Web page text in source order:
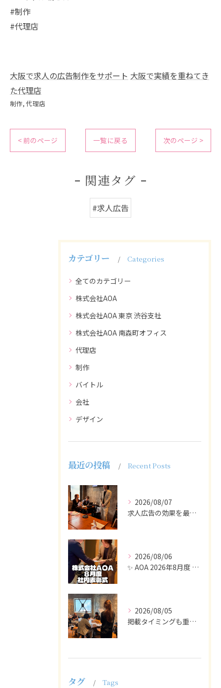
#制作
#代理店
大阪で求人の広告制作をサポート 大阪で実績を重ねてき
た代理店
制作 代理店
< 前のページ 一覧に戻る 次のページ >
関連タグ
#求人広告
カテゴリー Categories
全てのカテゴリー
株式会社AOA
株式会社AOA 東京 渋谷支社
株式会社AOA 南森町オフィス
代理店
制作
バイトル
会社
デザイン
最近の投稿 Recent Posts
2026/08/07
求人広告の効果を最大化するために最も重要なのは、掲載タイミン...
2026/08/06
✨ AOA 2026年8月度 表彰式レポート ✨
2026/08/05
掲載タイミングも重要で、業界動向や求職者の活動時期に合わせて...
タグ Tags